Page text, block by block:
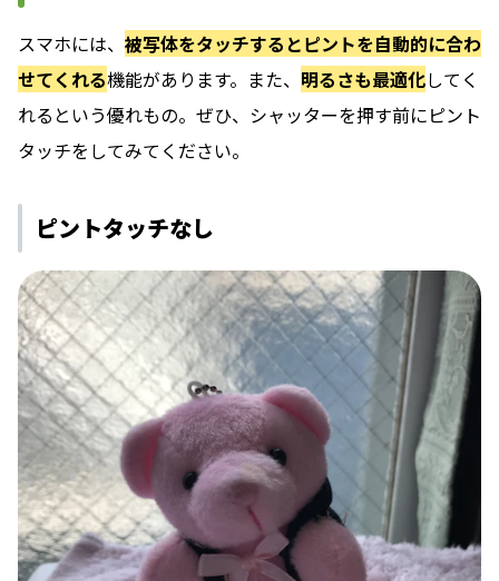
スマホには、 被写体をタッチするとピントを自動的に合わ
せてくれる機能があります。また、 明るさも最適化してく
れるという優れもの。ぜひ、シャッターを押す前にピント
タッチをしてみてください。
ピントタッチなし